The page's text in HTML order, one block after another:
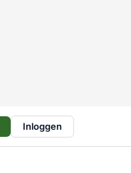
Inloggen